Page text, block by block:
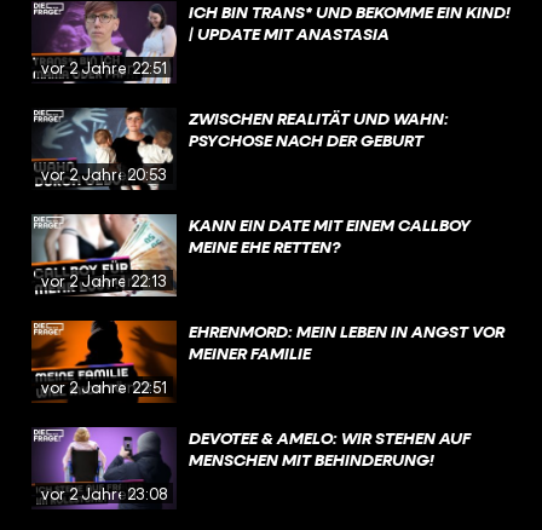
vor 2 Jahren22:51
ICH BIN TRANS* UND BEKOMME EIN KIND!
| UPDATE MIT ANASTASIA
vor 2 Jahren20:53
ZWISCHEN REALITÄT UND WAHN:
PSYCHOSE NACH DER GEBURT
vor 2 Jahren22:13
KANN EIN DATE MIT EINEM CALLBOY
MEINE EHE RETTEN?
vor 2 Jahren22:51
EHRENMORD: MEIN LEBEN IN ANGST VOR
MEINER FAMILIE
vor 2 Jahren23:08
DEVOTEE & AMELO: WIR STEHEN AUF
MENSCHEN MIT BEHINDERUNG!